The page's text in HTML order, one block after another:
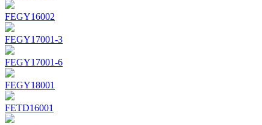
FEGY16002
FEGY17001-3
FEGY17001-6
FEGY18001
FETD16001